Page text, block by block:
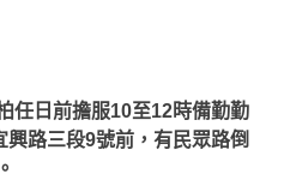
任日前擔服10至12時備勤勤
路三段9號前，有民眾路倒